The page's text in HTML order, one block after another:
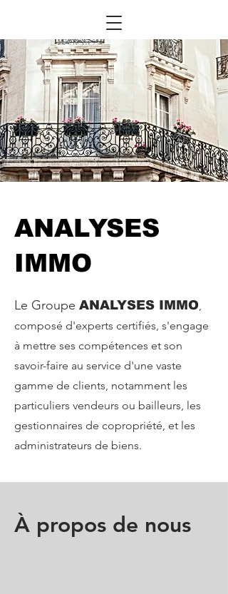
ANALYSES
IMMO
Le Groupe ANALYSES IMMO,
composé d'experts certifiés, s'engage
à mettre ses compétences et son
savoir-faire au service d'une vaste
gamme de clients, notamment les
particuliers vendeurs ou bailleurs, les
gestionnaires de copropriété, et les
administrateurs de biens.
À propos de nous